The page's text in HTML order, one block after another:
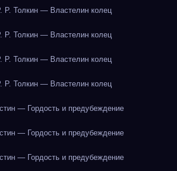
Р. Толкин — Властелин колец
Р. Толкин — Властелин колец
Р. Толкин — Властелин колец
Р. Толкин — Властелин колец
— Гордость и предубеждение
— Гордость и предубеждение
— Гордость и предубеждение